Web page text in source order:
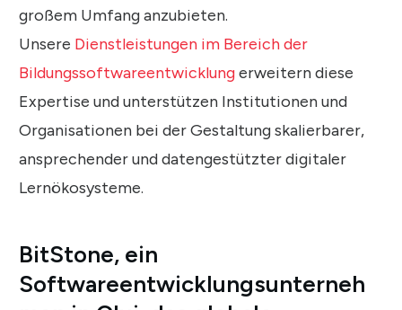
großem Umfang anzubieten.
Unsere Dienstleistungen im Bereich der
Bildungssoftwareentwicklungerweitern diese
Expertise und unterstützen Institutionen und
Organisationen bei der Gestaltung skalierbarer,
ansprechender und datengestützter digitaler
Lernökosysteme.
BitStone, ein
Softwareentwicklungsunterneh